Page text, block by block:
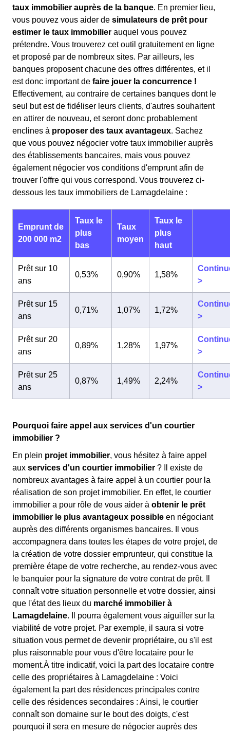
taux immobilier auprès de la banque. En premier lieu,
vous pouvez vous aider de simulateurs de prêt pour
estimer le taux immobilier auquel vous pouvez
prétendre. Vous trouverez cet outil gratuitement en ligne
et proposé par de nombreux sites. Par ailleurs, les
banques proposent chacune des offres différentes, et il
est donc important de faire jouer la concurrence !
Effectivement, au contraire de certaines banques dont le
seul but est de fidéliser leurs clients, d'autres souhaitent
en attirer de nouveau, et seront donc probablement
enclines à proposer des taux avantageux. Sachez
que vous pouvez négocier votre taux immobilier auprès
des établissements bancaires, mais vous pouvez
également négocier vos conditions d'emprunt afin de
trouver l'offre qui vous correspond. Vous trouverez ci-
dessous les taux immobiliers de Lamagdelaine :
Emprunt de
200 000 m2
Taux le
plus
bas
Taux
moyen
Taux le
plus
haut
Prêt sur 10
ans
0,53% 0,90% 1,58%
>
Prêt sur 15
ans
0,71% 1,07% 1,72%
>
Prêt sur 20
ans
0,89% 1,28% 1,97%
>
Prêt sur 25
ans
0,87% 1,49% 2,24%
>
Pourquoi faire appel aux services d'un courtier
immobilier ?
En plein projet immobilier, vous hésitez à faire appel
aux services d'un courtier immobilier ? Il existe de
nombreux avantages à faire appel à un courtier pour la
réalisation de son projet immobilier. En effet, le courtier
immobilier a pour rôle de vous aider à obtenir le prêt
immobilier le plus avantageux possible en négociant
auprès des différents organismes bancaires. Il vous
accompagnera dans toutes les étapes de votre projet, de
la création de votre dossier emprunteur, qui constitue la
première étape de votre recherche, au rendez-vous avec
le banquier pour la signature de votre contrat de prêt. Il
connaît votre situation personnelle et votre dossier, ainsi
que l'état des lieux du marché immobilier à
Lamagdelaine. Il pourra également vous aiguiller sur la
viabilité de votre projet. Par exemple, il saura si votre
situation vous permet de devenir propriétaire, ou s'il est
plus raisonnable pour vous d'être locataire pour le
moment.À titre indicatif, voici la part des locataire contre
celle des propriétaires à Lamagdelaine : Voici
également la part des résidences principales contre
celle des résidences secondaires : Ainsi, le courtier
connaît son domaine sur le bout des doigts, c'est
pourquoi il sera en mesure de négocier auprès des